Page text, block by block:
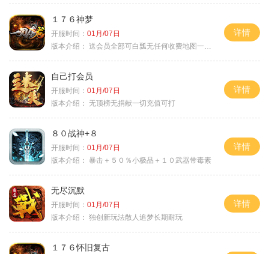
１７６神梦
开服时间： 01月/07日
版本介绍： 送会员全部可白瓢无任何收费地图一切靠打
详情
自己打会员
开服时间： 01月/07日
版本介绍： 无顶榜无捐献一切充值可打
详情
８０战神+８
开服时间： 01月/07日
版本介绍： 暴击＋５０％小极品＋１０武器带毒素
详情
无尽沉默
开服时间： 01月/07日
版本介绍： 独创新玩法散人追梦长期耐玩
详情
１７６怀旧复古